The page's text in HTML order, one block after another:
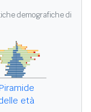
demografiche di
Piramide
età